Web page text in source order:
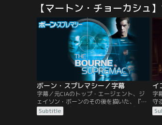
【マートン・チョーカシュ
ボーン・スプレマシー／字幕
字幕／元CIAのトップ・エージェント、ジ
ェイソン・ボーンのその後を描いた、『ボ
ーン・アイデンティティー』シリーズ第2
弾。マット・デイモンとフランカ・ポテン
Subtitle
字
守
正
ル